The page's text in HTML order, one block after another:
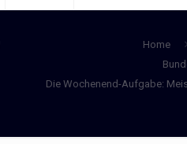
Home
Die Wochenend-Aufgabe: